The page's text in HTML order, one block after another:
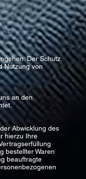
Der Schutz
Nutzung von
an den
Abwicklung des
hierzu Ihre
bestellter Waren
beauftragte